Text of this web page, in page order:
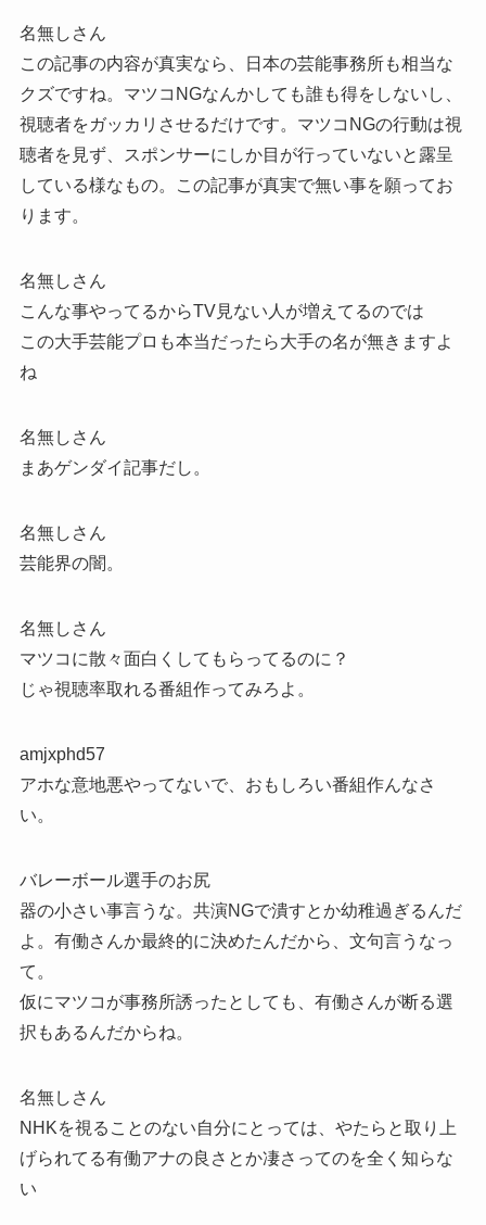
名無しさん
この記事の内容が真実なら、日本の芸能事務所も相当な
クズですね。マツコNGなんかしても誰も得をしないし、
視聴者をガッカリさせるだけです。マツコNGの行動は視
聴者を見ず、スポンサーにしか目が行っていないと露呈
している様なもの。この記事が真実で無い事を願ってお
ります。
名無しさん
こんな事やってるからTV見ない人が増えてるのでは
この大手芸能プロも本当だったら大手の名が無きますよ
ね
名無しさん
まあゲンダイ記事だし。
名無しさん
芸能界の闇。
名無しさん
マツコに散々面白くしてもらってるのに？
じゃ視聴率取れる番組作ってみろよ。
amjxphd57
アホな意地悪やってないで、おもしろい番組作んなさ
い。
バレーボール選手のお尻
器の小さい事言うな。共演NGで潰すとか幼稚過ぎるんだ
よ。有働さんか最終的に決めたんだから、文句言うなっ
て。
仮にマツコが事務所誘ったとしても、有働さんが断る選
択もあるんだからね。
名無しさん
NHKを視ることのない自分にとっては、やたらと取り上
げられてる有働アナの良さとか凄さってのを全く知らな
い